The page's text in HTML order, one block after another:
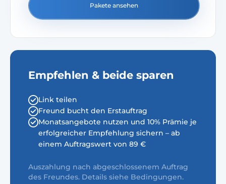
Pakete ansehen
Empfehlen & beide sparen
Link teilen
Freund bucht den Erstauftrag
Monatsangebote nutzen und 10% Prämie je
erfolgreicher Empfehlung sichern – ab
einem Auftragswert von 89 €
Auszahlung nach abgeschlossenem Auftrag
des Freundes. Details siehe Bedingungen.